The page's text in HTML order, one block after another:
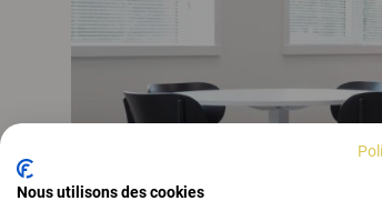
Nous utilisons des cookies